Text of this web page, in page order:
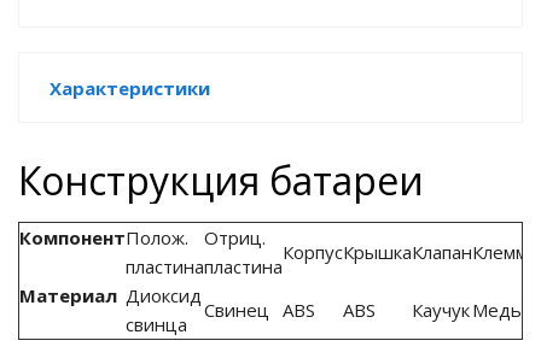
батареи
ИБП
Характеристики
Конструкция батареи
КомпонентПолож.
пластина
Отриц.
пластина
КорпусКрышкаКлапанКлеммы
Материал Диоксид
свинца
Свинец ABS ABS КаучукМедь